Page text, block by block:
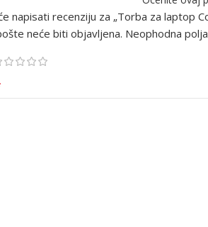
napisati recenziju za „Torba za laptop
neće biti objavljena. Neophodna